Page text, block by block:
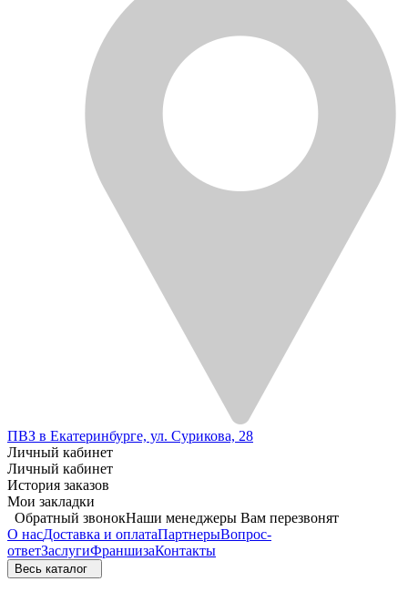
ПВЗ в Екатеринбурге, ул. Сурикова, 28
Личный кабинет
Личный кабинет
История заказов
Мои закладки
Обратный звонокНаши менеджеры Вам перезвонят
О насДоставка и оплатаПартнерыВопрос-
ответЗаслугиФраншизаКонтакты
Весь каталог